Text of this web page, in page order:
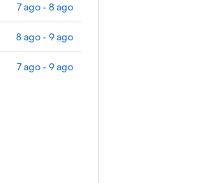
7 ago - 8 ago
8 ago - 9 ago
7 ago - 9 ago